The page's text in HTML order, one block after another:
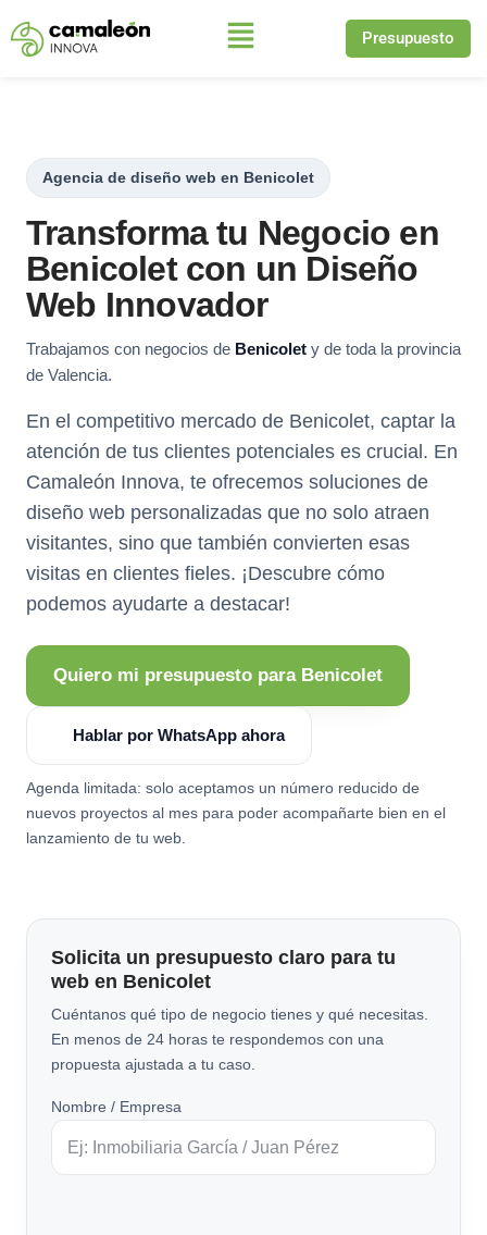
Saltar
Presupuesto
Agencia de diseño web en Benicolet
Transforma tu Negocio en
Benicolet con un Diseño
Web Innovador
Trabajamos con negocios de Benicolet y de toda la provincia
de Valencia.
En el competitivo mercado de Benicolet, captar la
atención de tus clientes potenciales es crucial. En
Camaleón Innova, te ofrecemos soluciones de
diseño web personalizadas que no solo atraen
visitantes, sino que también convierten esas
visitas en clientes fieles. ¡Descubre cómo
podemos ayudarte a destacar!
Quiero mi presupuesto para Benicolet
Hablar por WhatsApp ahora
Agenda limitada: solo aceptamos un número reducido de
nuevos proyectos al mes para poder acompañarte bien en el
lanzamiento de tu web.
Solicita un presupuesto claro para tu
web en Benicolet
Cuéntanos qué tipo de negocio tienes y qué necesitas.
En menos de 24 horas te respondemos con una
propuesta ajustada a tu caso.
Nombre / Empresa